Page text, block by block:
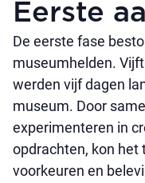
Eerste
De eerste fase
museumhelden.
werden vijf dagen
museum. Door
experimenteren in
opdrachten, kon het
voorkeuren en